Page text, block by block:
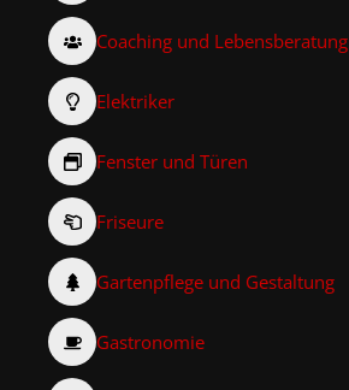
Coaching und Lebensberatung
Elektriker
Fenster und Türen
Friseure
Gartenpflege und Gestaltung
Gastronomie